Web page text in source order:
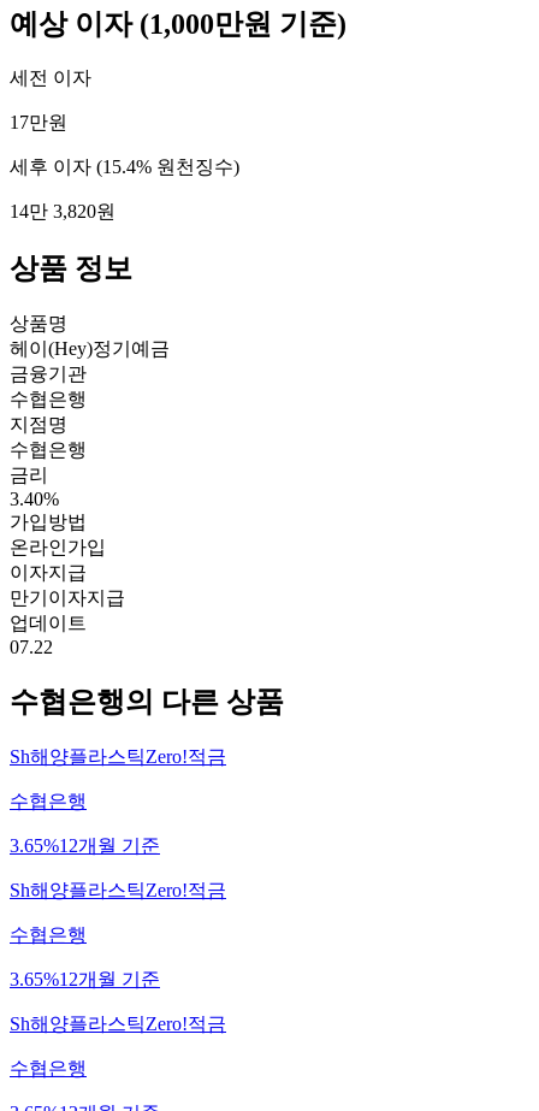
예상 이자 (1,000만원 기준)
세전 이자
17만원
세후 이자 (15.4% 원천징수)
14만 3,820원
상품 정보
상품명
헤이(Hey)정기예금
금융기관
수협은행
지점명
수협은행
금리
3.40%
가입방법
온라인가입
이자지급
만기이자지급
업데이트
07.22
수협은행의 다른 상품
Sh해양플라스틱Zero!적금
수협은행
3.65%12개월 기준
Sh해양플라스틱Zero!적금
수협은행
3.65%12개월 기준
Sh해양플라스틱Zero!적금
수협은행